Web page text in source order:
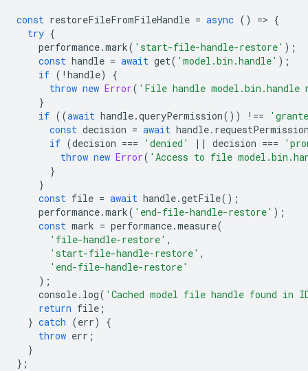
const restoreFileFromFileHandle = async () => {
try {
performance.mark( 'start-file-handle-restore' );
const handle = await get( 'model.bin.handle' );
if ( ! handle)
{
throw new Error( 'File handle
}
if ((await handle.queryPermission()) !==
const decision = await handle.
if (decision === 'denied' || decision ===
throw new Error( 'Access to file
}
}
const file = await handle.getFile();
performance.mark( 'end-file-handle-restore' );
const mark = performance.measure(
'file-handle-restore' ,
'start-file-handle-restore' ,
'end-file-handle-restore'
);
console. log( 'Cached model file handle found in
return file ;
} catch (err)
{
throw err ;
}
};